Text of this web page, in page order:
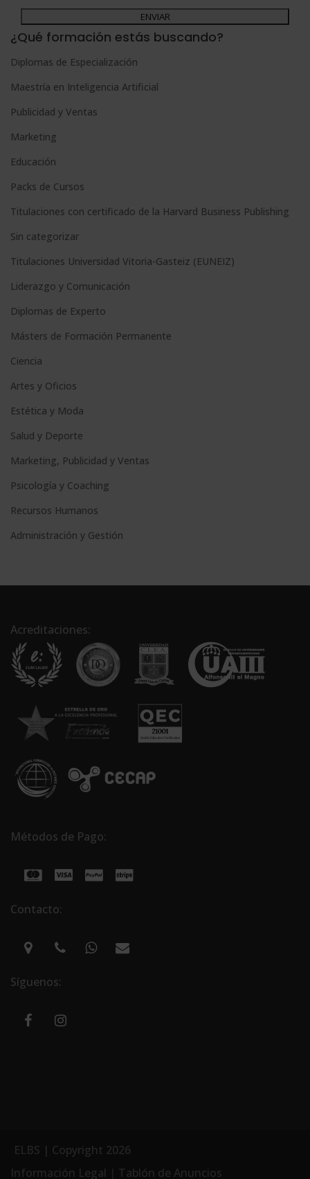
Para más información consulte nuestra Política de Privacidad.
Desea recibir información comercial (vía telefónica y/o email):
A
l
e
r
n
i
v
e
¿Qué formación estás buscando?
Diplomas de Especialización
Maestría en Inteligencia Artificial
Publicidad y Ventas
Marketing
Educación
Packs de Cursos
Titulaciones con certificado de la Harvard Business Publishing
Sin categorizar
Titulaciones Universidad Vitoria-Gasteiz (EUNEIZ)
Liderazgo y Comunicación
Diplomas de Experto
Másters de Formación Permanente
Ciencia
Artes y Oficios
Estética y Moda
Salud y Deporte
Marketing, Publicidad y Ventas
Psicología y Coaching
Recursos Humanos
Administración y Gestión
Acreditaciones:
Métodos de Pago:
Contacto:
Síguenos:
ELBS | Copyright 2026
Información Legal
Tablón de Anuncios